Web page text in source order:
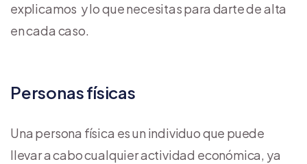
explicamos y lo que necesitas para darte de alta
en cada caso.
Personas físicas
Una persona física es un individuo que puede
llevar a cabo cualquier actividad económica, ya